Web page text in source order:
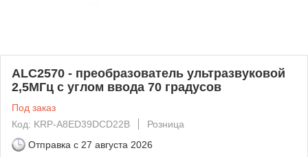
ALC2570 - преобразователь ультразвуковой
2,5МГц с углом ввода 70 градусов
Под заказ
Код: KRP-A8ED39DCD22B
Розница
Отправка с 27 августа 2026